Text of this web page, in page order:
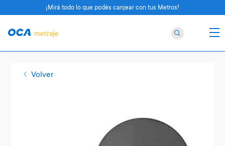
Volver
¡Mirá todo lo que podés canjear con tus Metros!